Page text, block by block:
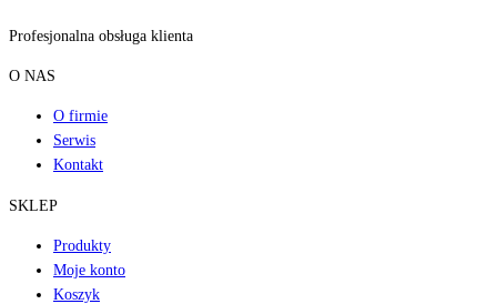
Profesjonalna obsługa klienta
O NAS
O firmie
Serwis
Kontakt
SKLEP
Produkty
Moje konto
Koszyk